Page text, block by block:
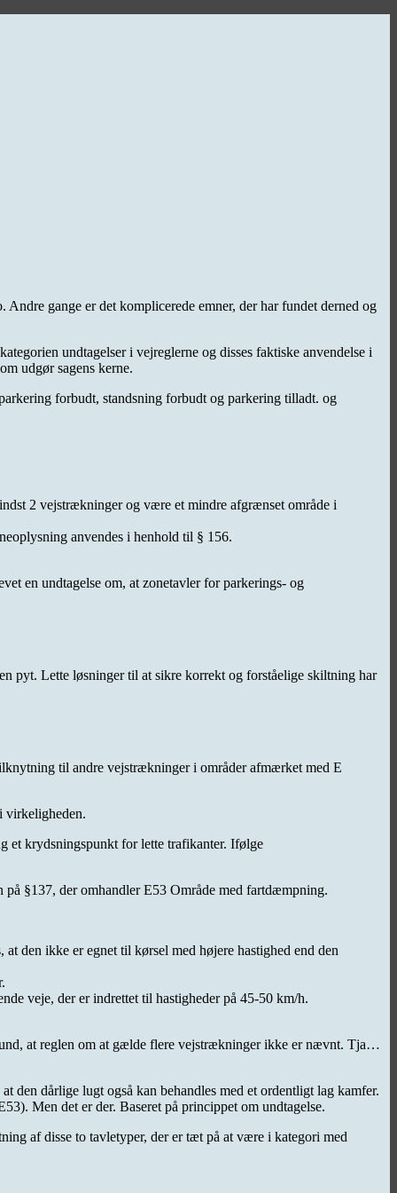
gange er det komplicerede emner, der har fundet derned og
undtagelser i vejreglerne og disses faktiske anvendelse i
udgør sagens kerne.
forbudt, standsning forbudt og parkering tilladt. og
2 vejstrækninger og være et mindre afgrænset område i
anvendes i henhold til § 156.
en undtagelse om, at zonetavler for parkerings- og
pyt. Lette løsninger til at sikre korrekt og forståelige skiltning har
til andre vejstrækninger i områder afmærket med E
virkeligheden.
et krydsningspunkt for lette trafikanter. Ifølge
§137, der omhandler E53 Område med fartdæmpning.
den ikke er egnet til kørsel med højere hastighed end den
veje, der er indrettet til hastigheder på 45-50 km/h.
at reglen om at gælde flere vejstrækninger ikke er nævnt. Tja…
den dårlige lugt også kan behandles med et ordentligt lag kamfer.
Men det er der. Baseret på princippet om undtagelse.
af disse to tavletyper, der er tæt på at være i kategori med